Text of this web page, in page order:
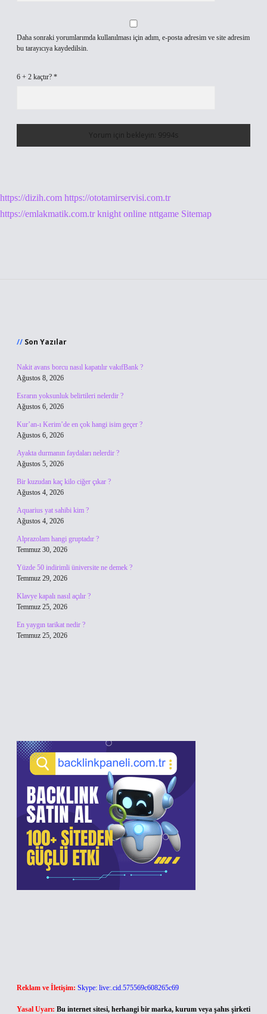
Daha sonraki yorumlarımda kullanılması için adım, e-posta adresim ve site adresim
bu tarayıcıya kaydedilsin.
6 + 2 kaçtır? *
https://dizih.com https://ototamirservisi.com.tr
https://emlakmatik.com.tr knight online nttgame Sitemap
Son Yazılar
Nakit avans borcu nasıl kapatılır vakıfBank ?
Ağustos 8, 2026
Esrarın yoksunluk belirtileri nelerdir ?
Ağustos 6, 2026
Kur’an-ı Kerim’de en çok hangi isim geçer ?
Ağustos 6, 2026
Ayakta durmanın faydaları nelerdir ?
Ağustos 5, 2026
Bir kuzudan kaç kilo ciğer çıkar ?
Ağustos 4, 2026
Aquarius yat sahibi kim ?
Ağustos 4, 2026
Alprazolam hangi gruptadır ?
Temmuz 30, 2026
Yüzde 50 indirimli üniversite ne demek ?
Temmuz 29, 2026
Klavye kapalı nasıl açılır ?
Temmuz 25, 2026
En yaygın tarikat nedir ?
Temmuz 25, 2026
Reklam ve İletişim: Skype: live:.cid.575569c608265c69
Yasal Uyarı: Bu internet sitesi, herhangi bir marka, kurum veya şahıs şirketi